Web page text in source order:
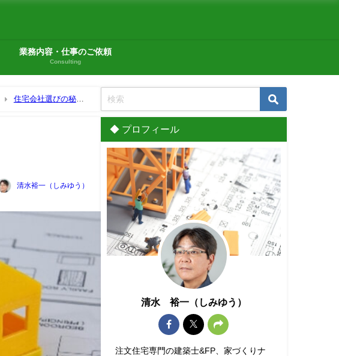
業務内容・仕事のご依頼
Consulting
住宅会社選びの秘
清水裕一（しみゆう）
◆ プロフィール
清水 裕一（しみゆう）
注文住宅専門の建築士&FP、家づくりナ